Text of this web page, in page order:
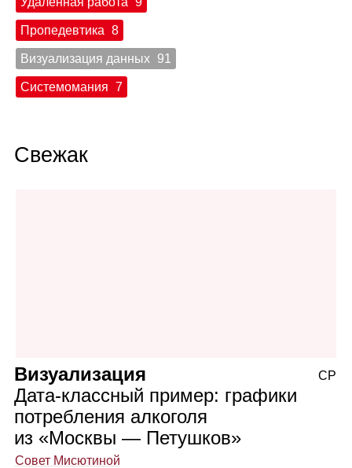
Пропедевтика 8
Визуализация данных 91
Системомания 7
Свежак
Визуализация
Дата‑классный пример: графики
потребления алкоголя
из «Москвы — Петушков»
Совет Мисютиной
СР